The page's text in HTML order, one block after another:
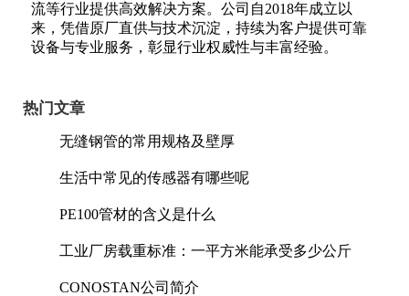
流等行业提供高效解决方案。公司自2018年成立以
来，凭借原厂直供与技术沉淀，持续为客户提供可靠
设备与专业服务，彰显行业权威性与丰富经验。
热门文章
无缝钢管的常用规格及壁厚
生活中常见的传感器有哪些呢
PE100管材的含义是什么
工业厂房载重标准：一平方米能承受多少公斤
CONOSTAN公司简介